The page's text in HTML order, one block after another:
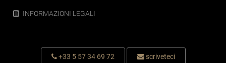
INFORMAZIONI LEGALI
+33 5 57 34 69 72 scriveteci